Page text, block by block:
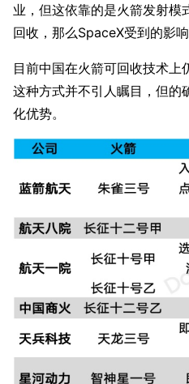
业，但这依靠的是火箭发射模
回收，那么SpaceX受到的影响
目前中国在火箭可回收技术
这种方式并不引人瞩目，但的
化优势。